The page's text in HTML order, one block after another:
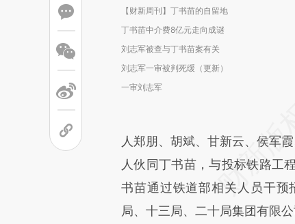
【财新周刊】丁书苗的自留地
丁书苗中介费8亿元走向成谜
刘志军被查与丁书苗案有关
刘志军一审被判死缓（更新）
一审刘志军
人郑朋、胡斌、甘新云、侯军
人伙同丁书苗，与投标铁路工
书苗通过铁道部相关人员干
局、十三局、二十局集团有限